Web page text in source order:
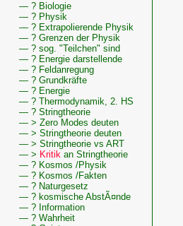
— ? Biologie
— ? Physik
— ? Extrapolierende Physik
— ? Grenzen der Physik
— ? sog. "Teilchen" sind
— ? Energie darstellende
— ? Feldanregung
— ? Grundkräfte
— ? Energie
— ? Thermodynamik, 2. HS
— ? Stringtheorie
— > Zero Modes deuten
— > Stringtheorie deuten
— > Stringtheorie vs ART
— > Kritik an Stringtheorie
— ? Kosmos /Physik
— ? Kosmos /Fakten
— ? Naturgesetz
— ? kosmische AbstÃ¤nde
— ? Information
— ? Wahrheit